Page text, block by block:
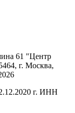
61 "Центр
г. Москва,
г. ИНН